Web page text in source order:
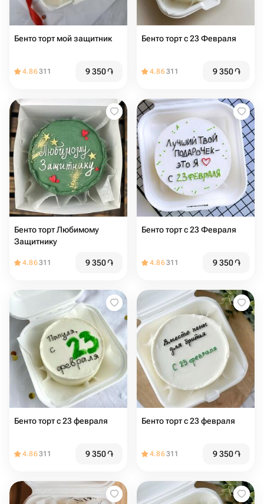
Бенто торт мой защитник
4.86311 9 350֏
Бенто торт с 23 Февраля
4.86311 9 350֏
Бенто торт Любимому
Защитнику
4.86311 9 350֏
Бенто торт с 23 Февраля
4.86311 9 350֏
Бенто торт с 23 февраля
4.86311 9 350֏
Бенто торт с 23 февраля
4.86311 9 350֏